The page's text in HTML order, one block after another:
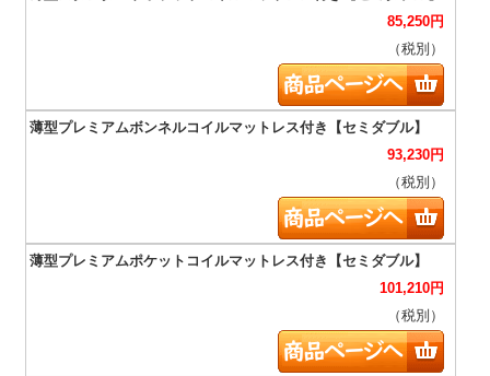
85,250円
（税別）
93,230円
（税別）
101,210円
（税別）